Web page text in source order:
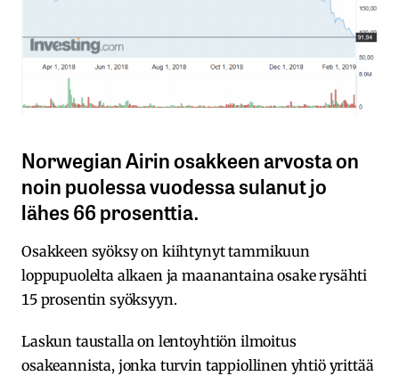
Norwegian Airin osakkeen arvosta on
noin puolessa vuodessa sulanut jo
lähes 66 prosenttia.
Osakkeen syöksy on kiihtynyt tammikuun
loppupuolelta alkaen ja maanantaina osake rysähti
15 prosentin syöksyyn.
Laskun taustalla on lentoyhtiön ilmoitus
osakeannista, jonka turvin tappiollinen yhtiö yrittää